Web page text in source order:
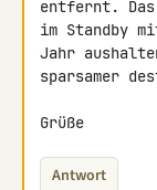
entfernt.
im Standby
Jahr
sparsamer
Grüße
Antwort